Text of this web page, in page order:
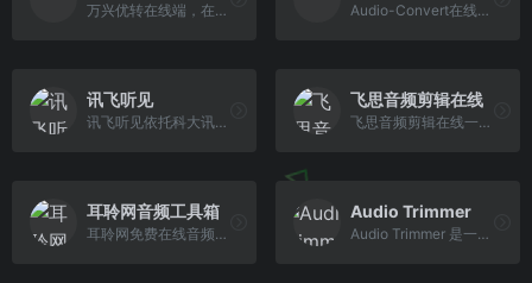
万兴优转在线端，在线免费转换工具，它可以压缩视频/音频/图像文件，以节省空间，并编辑视频。 Audio-Convert在线音频转换器，这个免费的音频转换器将帮助您快速将任何音频文件转换为另一种格式，而不会降低质量。 我们的转换器支持MP3，WAV，M4A，FLAC，MIDI，OGG，AAC，M4R，WMA，OPUS，AIFF和MMF格式。
讯飞听见
讯飞听见依托科大讯飞的语音识别技术,打造智慧办公服务平台,提供语音转文字、录音转文字、视频会议、视频转文字、视频加字幕、同声翻译、语音翻译等服务,可满足 多样化的语音转文字需求,致力于提高办公效率。
飞思音频剪辑在线
飞思音频剪辑在线一个极速在线音频剪辑软件，你可以直接在浏览器里裁剪，合并，分割你的音频文件。
耳聆网音频工具箱
耳聆网免费在线音频格式转换及音频处理工具箱。
Audio Trimmer
Audio Trimmer 是一个简单的在线音频和Mp3剪辑器，可让您即时修剪mp3和其他音频文件。 选择您的文件，然后点击“上传”就可以开始使用了。上传的文件保存在一个临 时文件夹中，并在两个小时内会自动从服务器中删除。